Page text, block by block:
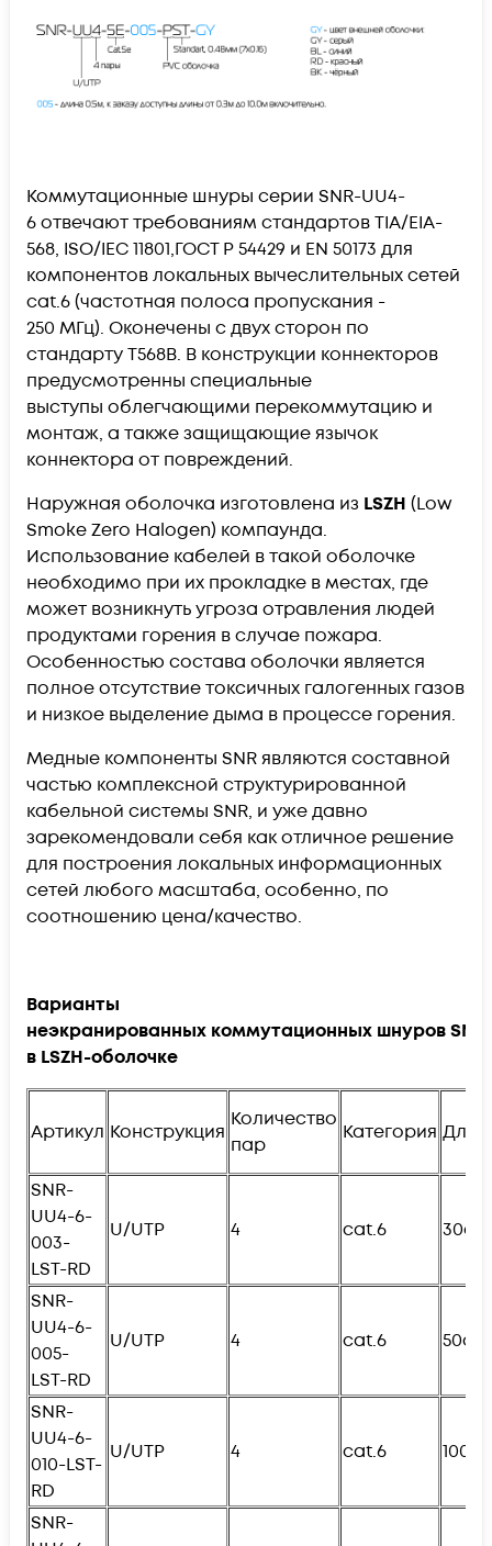
Коммутационные шнуры серии SNR-UU4-
6отвечают требованиям стандартов TIA/EIA-
568, ISO/IEC 11801,ГОСТ Р 54429 и EN 50173 для
компонентов локальных вычеслительных сетей
cat.6 (частотная полоса пропускания -
250 МГц). Оконечены с двух сторон по
стандарту T568B. В конструкции коннекторов
предусмотренны специальные
выступы облегчающими перекоммутацию и
монтаж, а также защищающие язычок
коннектора от повреждений.
Наружная оболочка изготовлена из LSZH (Low
Smoke Zero Halogen) компаунда.
Использование кабелей в такой оболочке
необходимо при их прокладке в местах, где
может возникнуть угроза отравления людей
продуктами горения в случае пожара.
Особенностью состава оболочки является
полное отсутствие токсичных галогенных газов
и низкое выделение дыма в процессе горения.
Медные компоненты SNR являются составной
частью комплексной структурированной
кабельной системы SNR, и уже давно
зарекомендовали себя как отличное решение
для построения локальных информационных
сетей любого масштаба, особенно, по
соотношению цена/качество.
Варианты
неэкранированных коммутационных шнуров SNR
в LSZH-оболочке
Артикул Конструкция
Количество
пар
Категория
SNR-
UU4-6-
003-
LST-RD
U/UTP 4 cat.6 30см
SNR-
UU4-6-
005-
LST-RD
U/UTP 4 cat.6 50см
SNR-
UU4-6-
010-LST-
RD
U/UTP 4 cat.6
SNR-